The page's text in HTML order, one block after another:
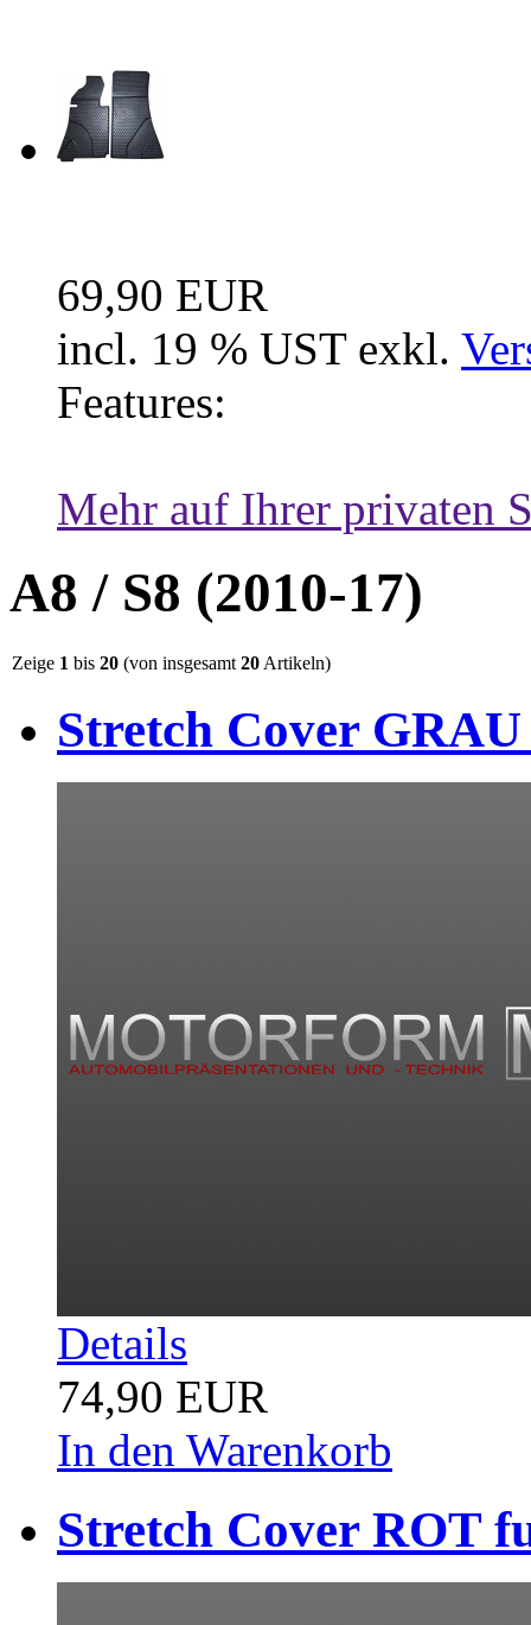
69,90 EUR
incl. 19 % UST exkl.
Features:
Mehr auf Ihrer privaten
A8 / S8 (2010-17)
Zeige 1 bis 20 (von insgesamt 20 Artikeln)
Stretch Cover
Details
74,90 EUR
In den Warenkorb
Stretch Cover ROT